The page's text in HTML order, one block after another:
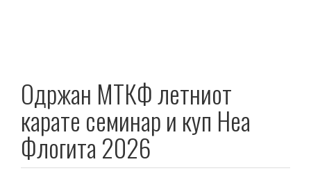
Одржан МТКФ летниот
карате семинар и куп Неа
Флогита 2026